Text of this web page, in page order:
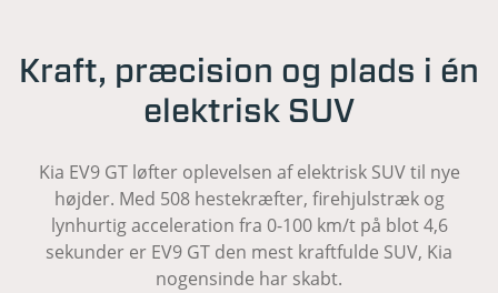
Kraft, præcision og plads i én
elektrisk SUV
Kia EV9 GT løfter oplevelsen af elektrisk SUV til nye
højder. Med 508 hestekræfter, firehjulstræk og
lynhurtig acceleration fra 0-100 km/t på blot 4,6
sekunder er EV9 GT den mest kraftfulde SUV, Kia
nogensinde har skabt.